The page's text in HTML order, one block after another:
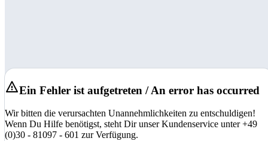
Ein Fehler ist aufgetreten / An error has occurred
Wir bitten die verursachten Unannehmlichkeiten zu entschuldigen!
Wenn Du Hilfe benötigst, steht Dir unser Kundenservice unter +49
(0)30 - 81097 - 601 zur Verfügung.